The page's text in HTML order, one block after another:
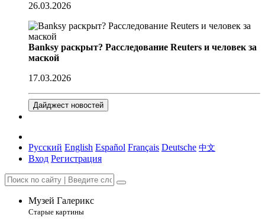
26.03.2026
Banksy раскрыт? Расследование Reuters и человек за
маской
17.03.2026
Дайджест новостей
Русский English Español Français Deutsche 中文
Вход Регистрация
Музей Галерикс
Старые картины